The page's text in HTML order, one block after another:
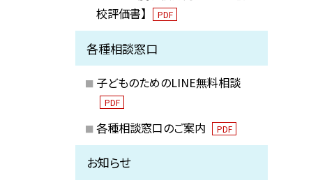
校評価書】
PDF
各種相談窓口
子どものためのLINE無料相談
PDF
各種相談窓口のご案内 PDF
お知らせ